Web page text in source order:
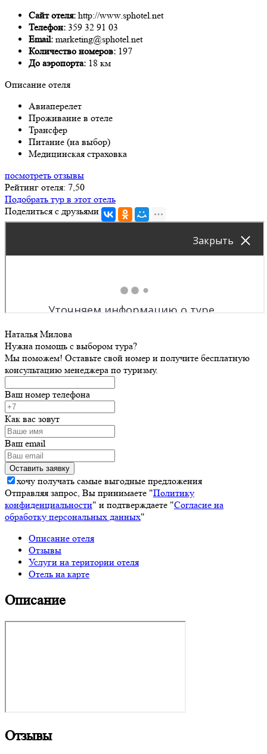
Сайт отеля: http://www.sphotel.net
Телефон: 359 32 91 03
Email: marketing@sphotel.net
Количество номеров: 197
До аэропорта: 18 км
Описание отеля
Авиаперелет
Проживание в отеле
Трансфер
Питание (на выбор)
Медицинская страховка
посмотреть отзывы
Рейтинг отеля: 7,50
Подобрать тур в этот отель
Поделиться с друзьями
Наталья Милова
Нужна помощь с выбором тура?
Мы поможем! Оставьте свой номер и получите бесплатную
консультацию менеджера по туризму.
Ваш номер телефона
Как вас зовут
Ваш email
хочу получать самые выгодные предложения
Отправляя запрос, Вы принимаете "Политику
конфиденциальности" и подтверждаете "Согласие на
обработку персональных данных"
Описание отеля
Отзывы
Услуги на територии отеля
Отель на карте
Описание
Отзывы